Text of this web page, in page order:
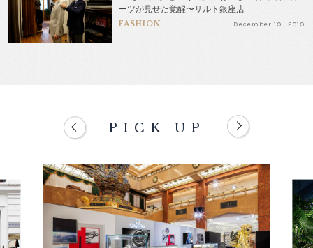
ーツが見せた覚醒〜サルト銀座店
FASHION December 19 . 2019
PICK UP